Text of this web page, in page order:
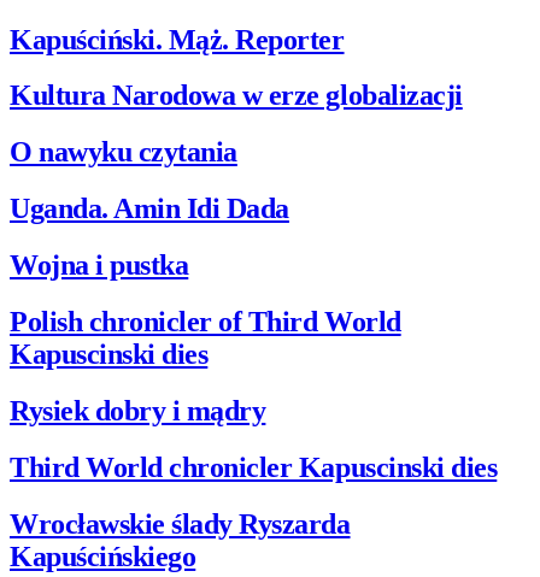
Kapuściński. Mąż. Reporter
Kultura Narodowa w erze globalizacji
O nawyku czytania
Uganda. Amin Idi Dada
Wojna i pustka
Polish chronicler of Third World
Kapuscinski dies
Rysiek dobry i mądry
Third World chronicler Kapuscinski dies
Wrocławskie ślady Ryszarda
Kapuścińskiego